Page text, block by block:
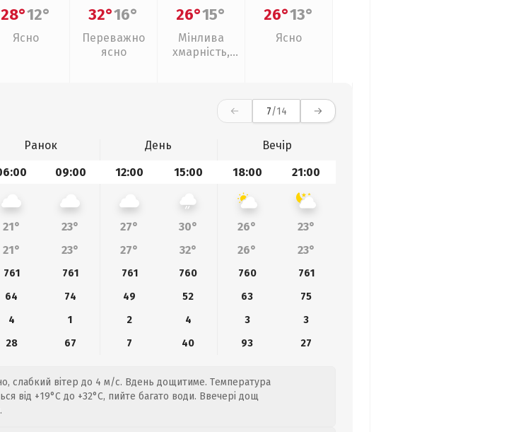
28°12°
Ясно
32°16°
Переважно
ясно
26°15°
Мінлива
хмарність,
26°13°
Ясно
7/14
Ранок День
Вечір
09:00 12:00 15:00 18:00 21:00
21° 23° 27° 30° 26°
23°
21° 23° 27° 32° 26° 23°
761 761 761 760 760
761
64 74 49 52 63
75
4 1 2 4 3
3
28 67 7 40 93 27
слабкий вітер до 4 м/с. Вдень дощитиме. Температура
від +19°C до +32°C, пийте багато води. Ввечері дощ